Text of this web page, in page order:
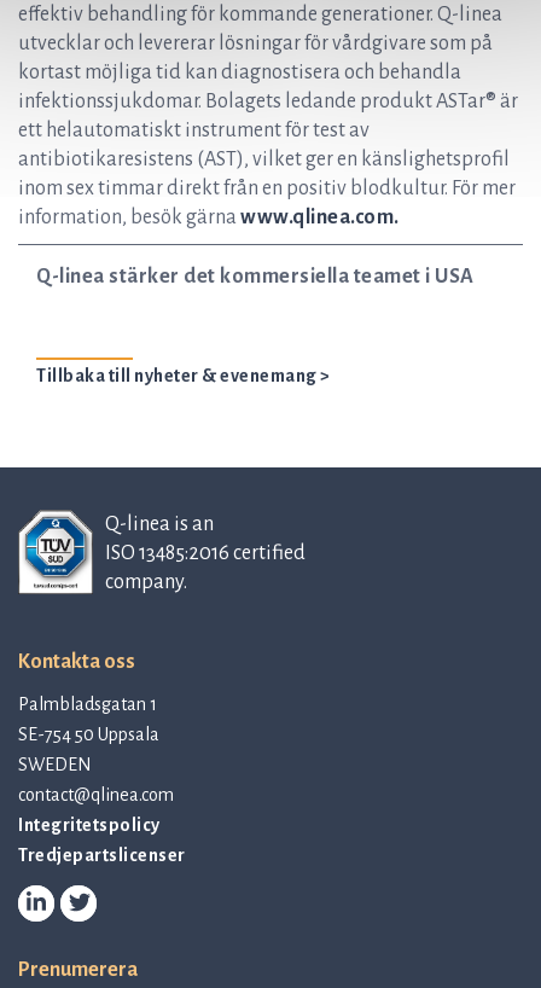
effektiv behandling för kommande generationer. Q-linea
utvecklar och levererar lösningar för vårdgivare som på
kortast möjliga tid kan diagnostisera och behandla
infektionssjukdomar. Bolagets ledande produkt ASTar® är
ett helautomatiskt instrument för test av
antibiotikaresistens (AST), vilket ger en känslighetsprofil
inom sex timmar direkt från en positiv blodkultur. För mer
information, besök gärna www.qlinea.com.
Q-linea stärker det kommersiella teamet i USA
Tillbaka till nyheter & evenemang >
Q-linea is an
ISO 13485:2016 certified
company.
Kontakta oss
Palmbladsgatan 1
SE-754 50 Uppsala
SWEDEN
contact@qlinea.com
Integritetspolicy
Tredjepartslicenser
Prenumerera